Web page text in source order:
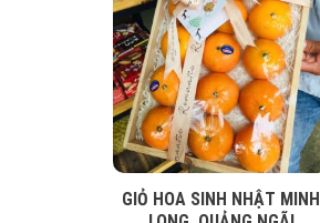
GIỎ HOA SINH NHẬT MINH